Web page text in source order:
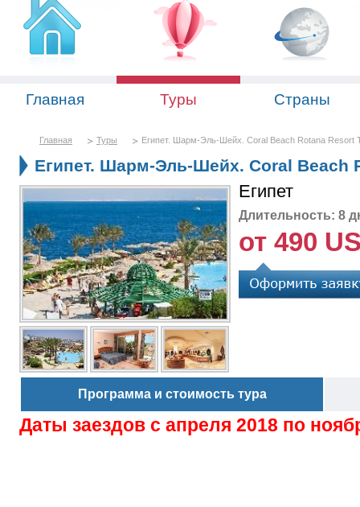
Главная Туры Страны
Главная Туры Египет. Шарм-Эль-Шейх. Coral Beach Rotana Resort
Египет. Шарм-Эль-Шейх. Coral Beach
Египет
Длительность: 8
от 490
Программа и стоимость тура
Даты заездов с апреля 2018 по